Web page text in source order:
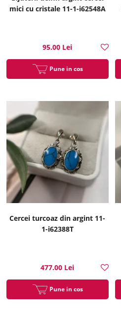
mici cu cristale 11-1-i62548A
95.00 Lei
Pune in cos
Cercei turcoaz din argint 11-
1-i62388T
477.00 Lei
Pune in cos